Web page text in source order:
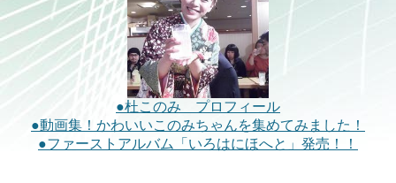
●杜このみ プロフィール
●動画集！かわいいこのみちゃんを集めてみました！
●ファーストアルバム「いろはにほへと」発売！！